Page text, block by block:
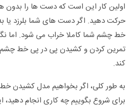
اولین کار این است که دست ها را بدون
حرکت دهید. اگر دست های شما بلرزد یا
خط چشم شما کاملا خراب می شود. اما
تمرین کردن و کشیدن پی در پی خط چشم
کند.
به طور کلی، اگر بخواهیم مدل کشیدن خط
برای شروع بگوییم چه کاری انجام دهید،